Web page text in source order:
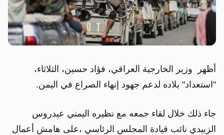
أظهر وزير الخارجية العراقي، فؤاد حسين، الثلاثاء،
"استعداد" بلاده لدعم جهود إنهاء الصراع في اليمن.
جاء ذلك خلال لقاء جمعه مع نظيره اليمني عيدروس
الزبيدي نائب قيادة المجلس الرئاسي ،على هامش أعمال